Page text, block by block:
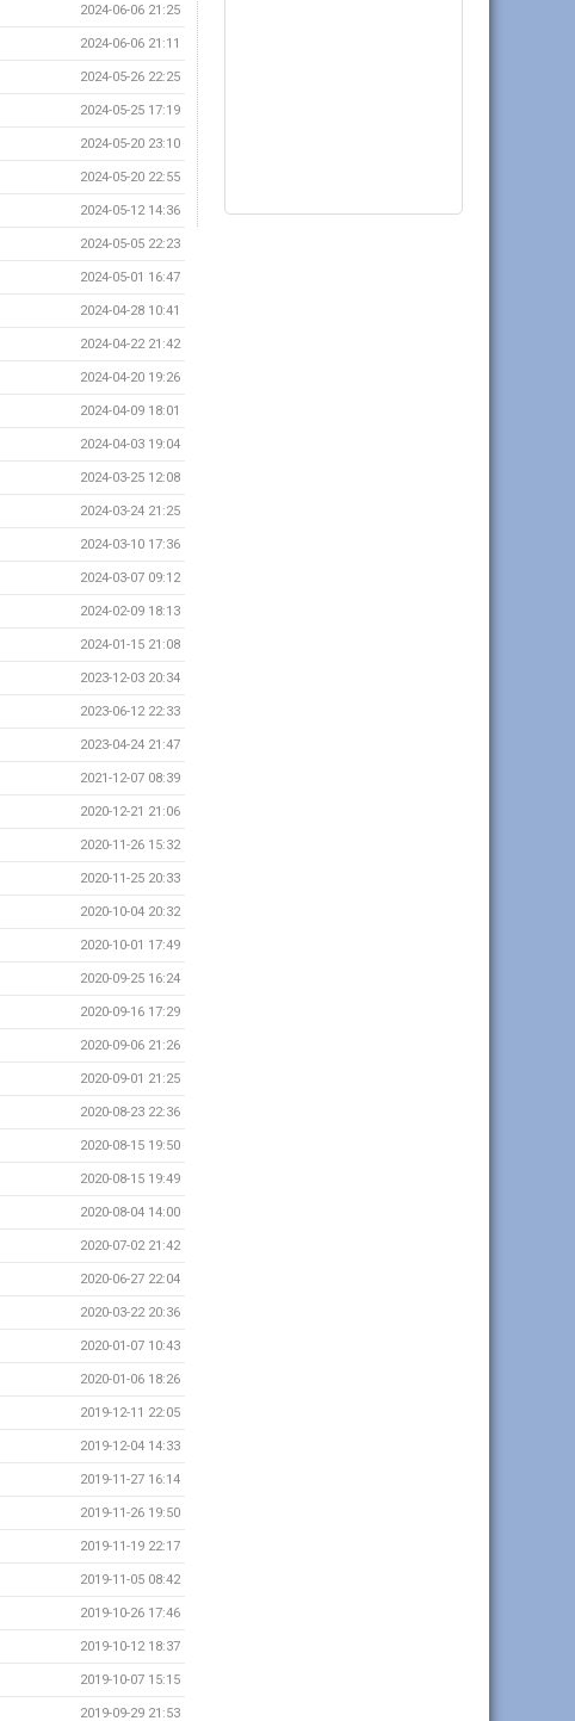
2024-06-06 21:25
2024-06-06 21:11
2024-05-26 22:25
2024-05-25 17:19
2024-05-20 23:10
2024-05-20 22:55
2024-05-12 14:36
2024-05-05 22:23
2024-05-01 16:47
2024-04-28 10:41
2024-04-22 21:42
2024-04-20 19:26
2024-04-09 18:01
2024-04-03 19:04
2024-03-25 12:08
2024-03-24 21:25
2024-03-10 17:36
2024-03-07 09:12
2024-02-09 18:13
2024-01-15 21:08
2023-12-03 20:34
2023-06-12 22:33
2023-04-24 21:47
2021-12-07 08:39
2020-12-21 21:06
2020-11-26 15:32
2020-11-25 20:33
2020-10-04 20:32
2020-10-01 17:49
2020-09-25 16:24
2020-09-16 17:29
2020-09-06 21:26
2020-09-01 21:25
2020-08-23 22:36
2020-08-15 19:50
2020-08-15 19:49
2020-08-04 14:00
2020-07-02 21:42
2020-06-27 22:04
2020-03-22 20:36
2020-01-07 10:43
2020-01-06 18:26
2019-12-11 22:05
2019-12-04 14:33
2019-11-27 16:14
2019-11-26 19:50
2019-11-19 22:17
2019-11-05 08:42
2019-10-26 17:46
2019-10-12 18:37
2019-10-07 15:15
2019-09-29 21:53